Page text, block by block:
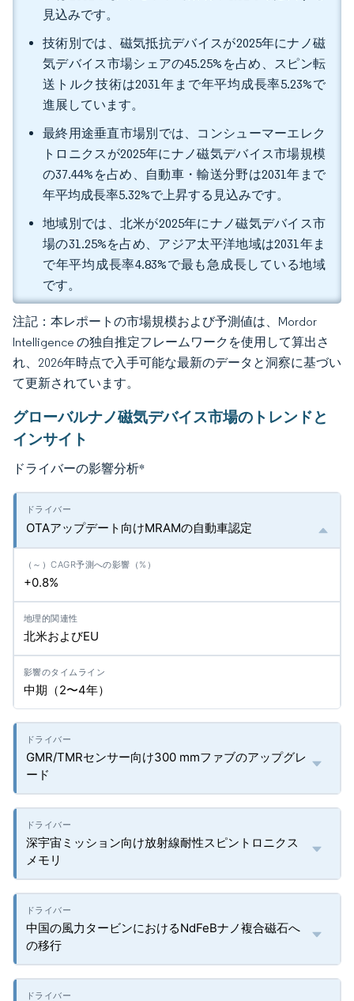
見込みです。
技術別では、磁気抵抗デバイスが2025年にナノ磁
気デバイス市場シェアの45.25%を占め、スピン転
送トルク技術は2031年まで年平均成長率5.23%で
進展しています。
最終用途垂直市場別では、コンシューマーエレク
トロニクスが2025年にナノ磁気デバイス市場規模
の37.44%を占め、自動車・輸送分野は2031年まで
年平均成長率5.32%で上昇する見込みです。
地域別では、北米が2025年にナノ磁気デバイス市
場の31.25%を占め、アジア太平洋地域は2031年ま
で年平均成長率4.83%で最も急成長している地域
です。
注記：本レポートの市場規模および予測値は、Mordor
Intelligence の独自推定フレームワークを使用して算出さ
れ、2026年時点で入手可能な最新のデータと洞察に基づい
て更新されています。
グローバルナノ磁気デバイス市場のトレンドと
インサイト
ドライバーの影響分析*
OTAアップデート向けMRAMの自動車認定
+0.8%
北米およびEU
中期（2〜4年）
GMR/TMRセンサー向け300 mmファブのアップグレ
ード
深宇宙ミッション向け放射線耐性スピントロニクス
メモリ
中国の風力タービンにおけるNdFeBナノ複合磁石へ
の移行